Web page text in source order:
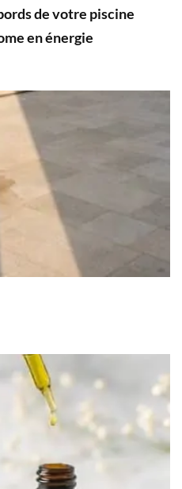
de votre piscine
en énergie